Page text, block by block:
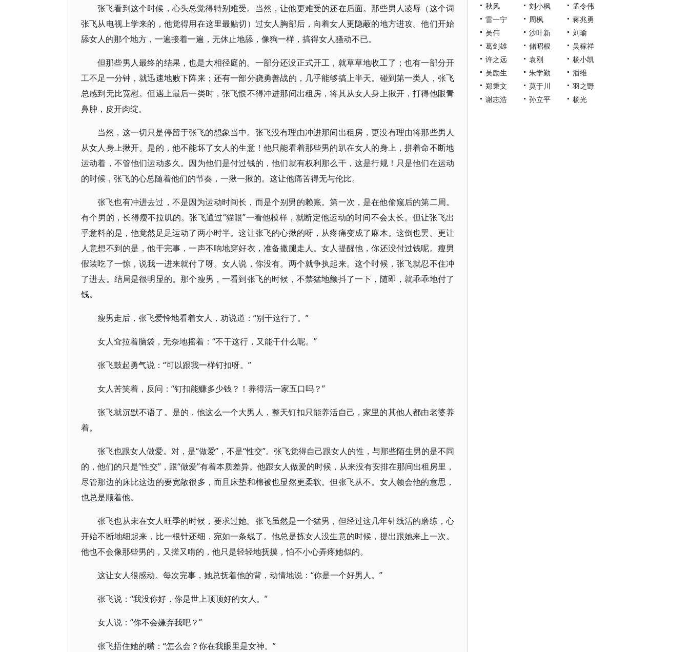
张飞看到这个时候，心头总觉得特别难受。当然，让他更难受的还在后面。那些男人凌辱（这个词
张飞从电视上学来的，他觉得用在这里最贴切）过女人胸部后，向着女人更隐蔽的地方进攻。他们开始
舔女人的那个地方，一遍接着一遍，无休止地舔，像狗一样，搞得女人骚动不已。
但那些男人最终的结果，也是大相径庭的。一部分还没正式开工，就草草地收工了；也有一部分开
工不足一分钟，就迅速地败下阵来；还有一部分骁勇善战的，几乎能够搞上半天。碰到第一类人，张飞
总感到无比宽慰。但遇上最后一类时，张飞恨不得冲进那间出租房，将其从女人身上揪开，打得他眼青
鼻肿，皮开肉绽。
当然，这一切只是停留于张飞的想象当中。张飞没有理由冲进那间出租房，更没有理由将那些男人
从女人身上揪开。是的，他不能坏了女人的生意！他只能看着那些男的趴在女人的身上，拼着命不断地
运动着，不管他们运动多久。因为他们是付过钱的，他们就有权利那么干，这是行规！只是他们在运动
的时候，张飞的心总随着他们的节奏，一揪一揪的。这让他痛苦得无与伦比。
张飞也有冲进去过，不是因为运动时间长，而是个别男的赖账。第一次，是在他偷窥后的第二周。
有个男的，长得瘦不拉叽的。张飞通过“猫眼”一看他模样，就断定他运动的时间不会太长。但让张飞出
乎意料的是，他竟然足足运动了两小时半。这让张飞的心揪的呀，从疼痛变成了麻木。这倒也罢。更让
人意想不到的是，他干完事，一声不响地穿好衣，准备撒腿走人。女人提醒他，你还没付过钱呢。瘦男
假装吃了一惊，说我一进来就付了呀。女人说，你没有。两个就争执起来。这个时候，张飞就忍不住冲
了进去。结局是很明显的。那个瘦男，一看到张飞的时候，不禁猛地颤抖了一下，随即，就乖乖地付了
钱。
瘦男走后，张飞爱怜地看着女人，劝说道：“别干这行了。”
女人耷拉着脑袋，无奈地摇着：“不干这行，又能干什么呢。”
张飞鼓起勇气说：“可以跟我一样钉扣呀。”
女人苦笑着，反问：“钉扣能赚多少钱？！养得活一家五口吗？”
张飞就沉默不语了。是的，他这么一个大男人，整天钉扣只能养活自己，家里的其他人都由老婆养
着。
张飞也跟女人做爱。对，是“做爱”，不是“性交”。张飞觉得自己跟女人的性，与那些陌生男的是不同
的，他们的只是“性交”，跟“做爱”有着本质差异。他跟女人做爱的时候，从来没有安排在那间出租房里，
尽管那边的床比这边的要宽敞很多，而且床垫和棉被也显然更柔软。但张飞从不。女人领会他的意思，
也总是顺着他。
张飞也从未在女人旺季的时候，要求过她。张飞虽然是一个猛男，但经过这几年针线活的磨练，心
开始不断地细起来，比一根针还细，宛如一条线了。他总是拣女人没生意的时候，提出跟她来上一次。
他也不会像那些男的，又搓又啃的，他只是轻轻地抚摸，怕不小心弄疼她似的。
这让女人很感动。每次完事，她总抚着他的背，动情地说：“你是一个好男人。”
张飞说：“我没你好，你是世上顶顶好的女人。”
女人说：“你不会嫌弃我吧？”
张飞捂住她的嘴：“怎么会？你在我眼里是女神。”
秋风
刘小枫
孟令伟
雷一宁
周枫
蒋兆勇
吴伟
沙叶新
刘瑜
葛剑雄
储昭根
吴稼祥
许之远
袁刚
杨小凯
吴励生
朱学勤
潘维
郑秉文
莫于川
羽之野
谢志浩
孙立平 杨光